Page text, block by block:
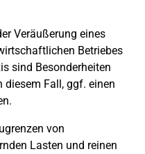
Veräußerung eines
Betriebes
sind Besonderheiten
diesem Fall, ggf. einen
von
Lasten und reinen